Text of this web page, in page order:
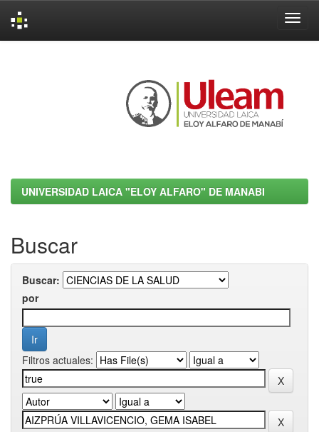
UNIVERSIDAD LAICA "ELOY ALFARO" DE MANABI
Buscar
Buscar:
por
Filtros actuales: